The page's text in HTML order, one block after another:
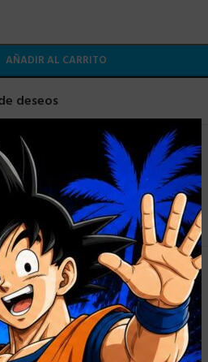
AÑADIR AL CARRITO
deseos
0,9 kg